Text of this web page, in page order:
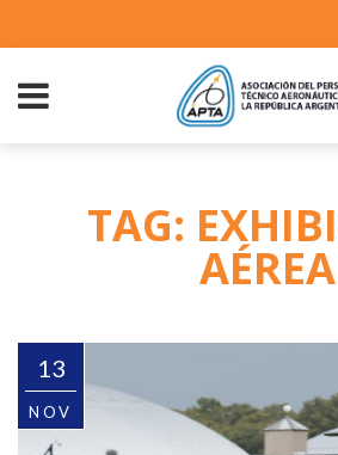
TAG:
AÉREA
13
NOV